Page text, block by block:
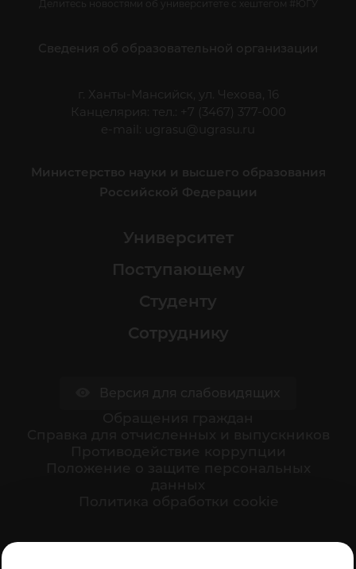
Делитесь новостями об университете с хештегом #ЮГУ
Сведения об образовательной организации
г. Ханты-Мансийск, ул. Чехова, 16
Канцелярия: тел.: +7 (3467) 377-000
e-mail:
ugrasu@ugrasu.ru
Министерство науки и высшего образования
Российской Федерации
Университет
Поступающему
Студенту
Сотруднику